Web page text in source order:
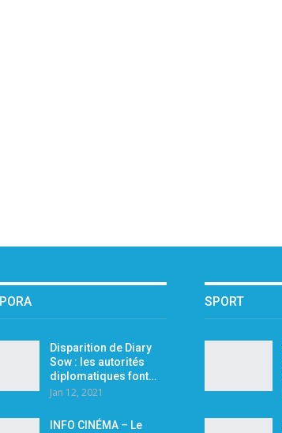
Disparition de Diary
Sow : les autorités
diplomatiques font…
Jan 12, 2021
INFO CINÉMA – Le
SPORT